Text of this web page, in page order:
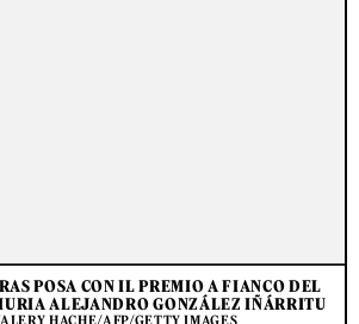
POSA CON IL PREMIO A FIANCO DEL
ALEJANDRO GONZÁLEZ IÑÁRRITU